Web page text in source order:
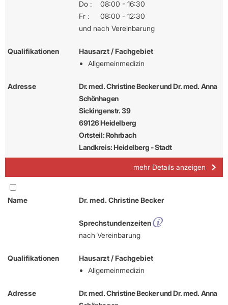
Do :
08:00 - 16:30
Fr :
08:00 - 12:30
und nach Vereinbarung
Qualifikationen
Hausarzt / Fachgebiet
Allgemeinmedizin
Adresse
Dr. med. Christine Becker und Dr. med. Anna
Schönhagen
Sickingenstr. 39
69126 Heidelberg
Ortsteil: Rohrbach
Landkreis: Heidelberg - Stadt
mehr Details anzeigen
Name Dr. med. Christine Becker
Sprechstundenzeiten
nach Vereinbarung
Qualifikationen
Hausarzt / Fachgebiet
Allgemeinmedizin
Adresse
Dr. med. Christine Becker und Dr. med. Anna